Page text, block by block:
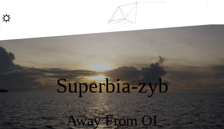
转
内
☼
Superbia-zyb
Away From OI